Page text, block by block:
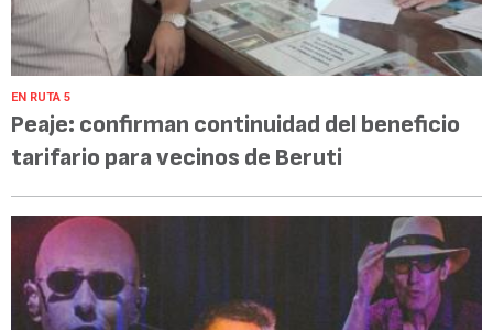
EN RUTA 5
Peaje: confirman continuidad del beneficio
tarifario para vecinos de Beruti